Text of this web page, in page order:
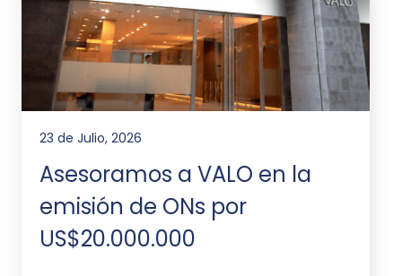
23 de Julio, 2026
Asesoramos a VALO en la
emisión de ONs por
US$20.000.000